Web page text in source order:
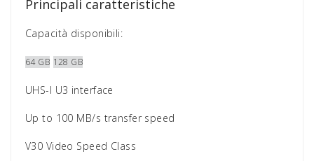
Principali caratteristiche
Capacità disponibili:
64 GB 128 GB
UHS-I U3 interface
Up to 100 MB/s transfer speed
V30 Video Speed Class